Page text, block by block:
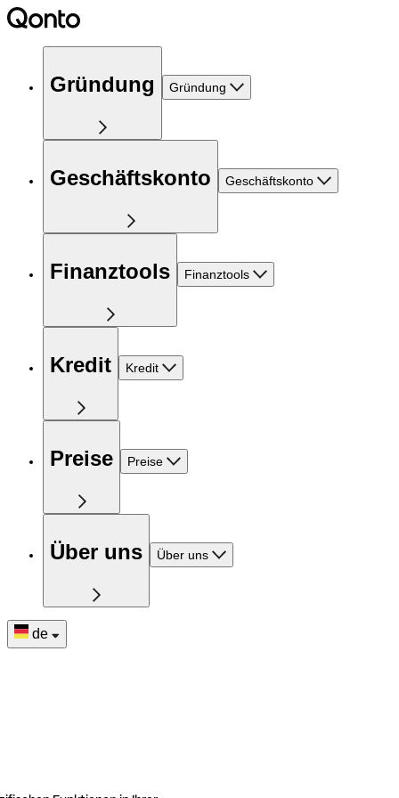
Gründung Gründung
Geschäftskonto Geschäftskonto
Finanztools Finanztools
Kredit Kredit
Preise Preise
Über uns Über uns
de